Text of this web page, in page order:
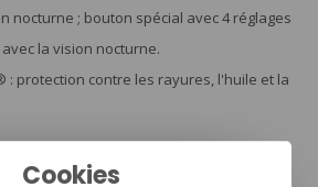
nocturne ; bouton spécial avec 4 réglages
la vision nocturne.
: protection contre les rayures, l'huile et la
Cookies